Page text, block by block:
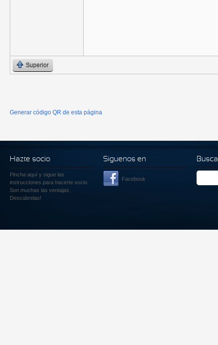
Superior
Generar código QR de esta página
Hazte socio
Pincha aquí y sigue las
instrucciones para hacerte socio.
Son muchas las ventajas.
Descúbrelas!
Siguenos en
Facebook